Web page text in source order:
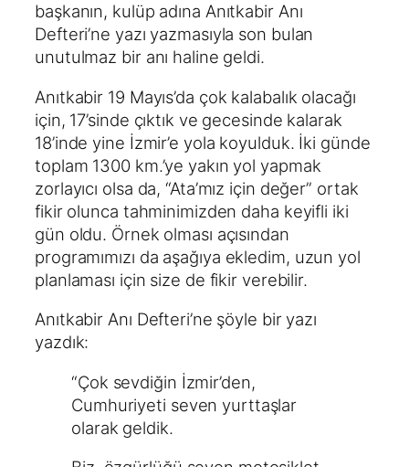
başkanın, kulüp adına Anıtkabir Anı
Defteri’ne yazı yazmasıyla son bulan
unutulmaz bir anı haline geldi.
Anıtkabir 19 Mayıs’da çok kalabalık olacağı
için, 17’sinde çıktık ve gecesinde kalarak
18’inde yine İzmir’e yola koyulduk. İki günde
toplam 1300 km.’ye yakın yol yapmak
zorlayıcı olsa da, “Ata’mız için değer” ortak
fikir olunca tahminimizden daha keyifli iki
gün oldu. Örnek olması açısından
programımızı da aşağıya ekledim, uzun yol
planlaması için size de fikir verebilir.
Anıtkabir Anı Defteri’ne şöyle bir yazı
yazdık:
“Çok sevdiğin İzmir’den,
Cumhuriyeti seven yurttaşlar
olarak geldik.